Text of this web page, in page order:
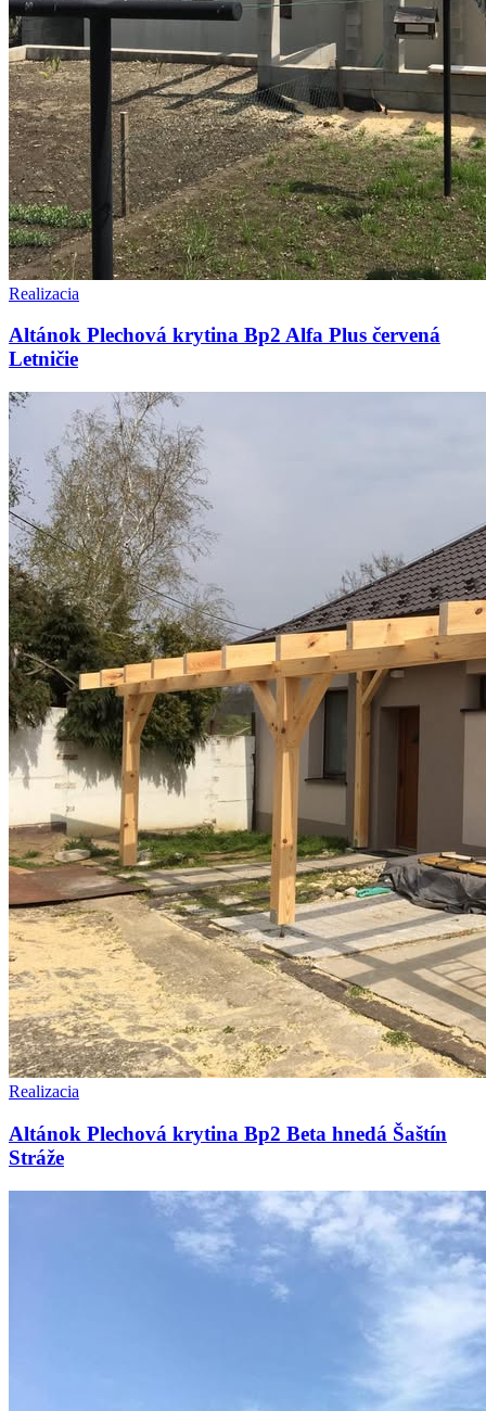
Realizacia
Altánok Plechová krytina Bp2 Alfa Plus červená
Letničie
Realizacia
Altánok Plechová krytina Bp2 Beta hnedá Šaštín
Stráže